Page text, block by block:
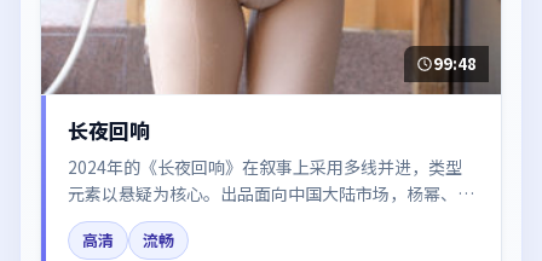
99:48
长夜回响
2024年的《长夜回响》在叙事上采用多线并进，类型
元素以悬疑为核心。出品面向中国大陆市场，杨幂、咏
梅、易烊千玺、白宇所饰角色推动关键反转，结尾留白
引发讨论。
高清
流畅